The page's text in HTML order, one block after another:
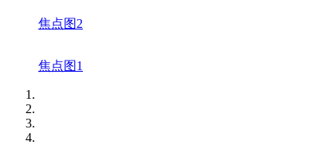
焦点图2
焦点图1